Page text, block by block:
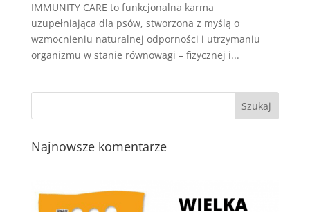
IMMUNITY CARE to funkcjonalna karma
uzupełniająca dla psów, stworzona z myślą o
wzmocnieniu naturalnej odporności i utrzymaniu
organizmu w stanie równowagi – fizycznej i...
Najnowsze komentarze